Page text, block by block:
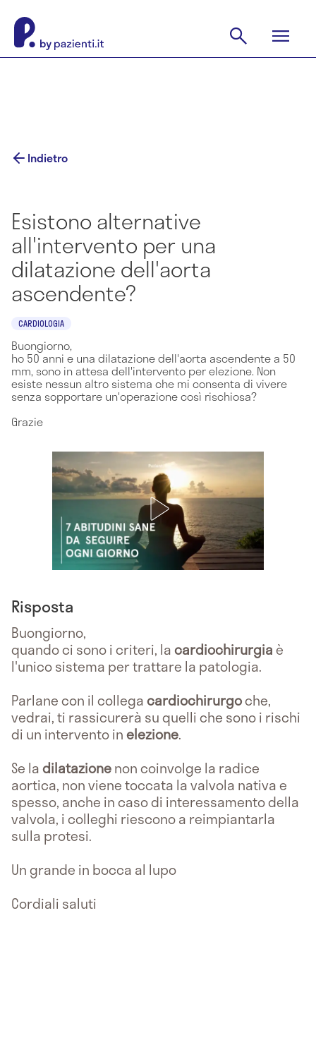
Indietro
Esistono alternative
all'intervento per una
dilatazione dell'aorta
ascendente?
CARDIOLOGIA
Buongiorno,
ho 50 anni e una dilatazione dell'aorta ascendente a 50
mm, sono in attesa dell'intervento per elezione. Non
esiste nessun altro sistema che mi consenta di vivere
senza sopportare un'operazione così rischiosa?
Grazie
Risposta
Buongiorno,
quando ci sono i criteri, lacardiochirurgiaè
l'unico sistema per trattare la patologia.
Parlane con il collegacardiochirurgoche,
vedrai, ti rassicurerà su quelli che sono i rischi
di un intervento inelezione.
Se ladilatazionenon coinvolge la radice
aortica, non viene toccata la valvola nativa e
spesso, anche in caso di interessamento della
valvola, i colleghi riescono a reimpiantarla
sulla protesi.
Un grande in bocca al lupo
Cordiali saluti